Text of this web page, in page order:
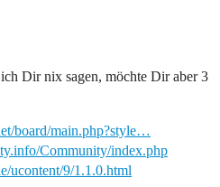
Dir nix sagen, möchte Dir aber 3
board/main.php?style…
Community/index.php
ucontent/9/1.1.0.html